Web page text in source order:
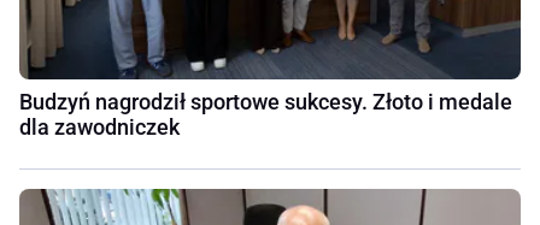
Budzyń nagrodził sportowe sukcesy. Złoto i medale
dla zawodniczek